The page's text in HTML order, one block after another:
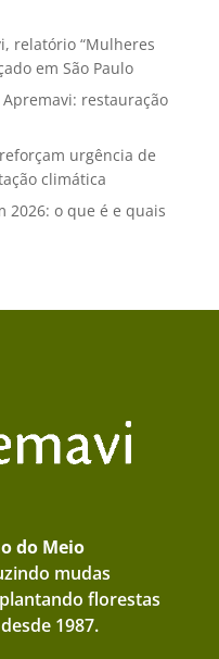
relatório “Mulheres
em São Paulo
restauração
urgência de
climática
2026: o que é e quais
do Meio
mudas
florestas
1987.